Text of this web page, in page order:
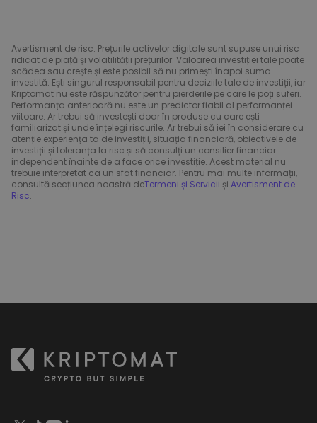
Avertisment de risc: Prețurile activelor digitale sunt supuse unui risc
ridicat de piață și volatilității prețurilor. Valoarea investiției tale poate
scădea sau crește și este posibil să nu primești înapoi suma
investită. Ești singurul responsabil pentru deciziile tale de investiții, iar
Kriptomat nu este răspunzător pentru pierderile pe care le poți suferi.
Performanța anterioară nu este un predictor fiabil al performanței
viitoare. Ar trebui să investești doar în produse cu care ești
familiarizat și unde înțelegi riscurile. Ar trebui să iei în considerare cu
atenție experiența ta de investiții, situația financiară, obiectivele de
investiții și toleranța la risc și să consulți un consilier financiar
independent înainte de a face orice investiție. Acest material nu
trebuie interpretat ca un sfat financiar. Pentru mai multe informații,
consultă secțiunea noastră deTermeni și Servicii și Avertisment de
Risc.